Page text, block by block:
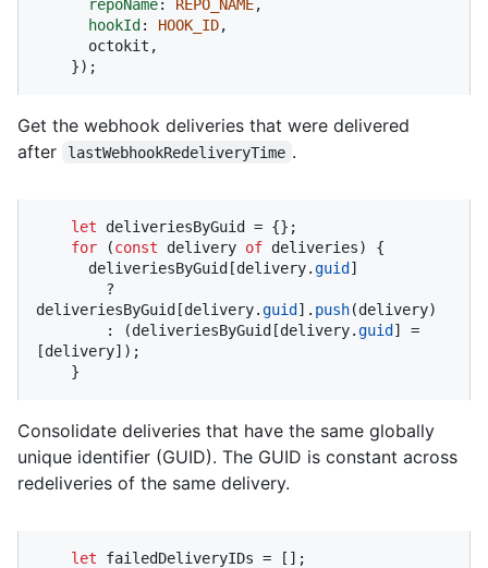
repoName: REPO_NAME,
hookId : HOOK_ID,
    });
Get the webhook deliveries that were delivered
after
lastWebhookRedeliveryTime .
let deliveriesByGuid = {};
for (const delivery of deliveries) {
      deliveriesByGuid[delivery.
guid ]
deliveriesByGuid[delivery.guid ]. push(delivery)
        : (deliveriesByGuid[delivery.
guid ] =
[delivery]);
    }
Consolidate deliveries that have the same globally
unique identifier (GUID). The GUID is constant across
redeliveries of the same delivery.
let failedDeliveryIDs = [];